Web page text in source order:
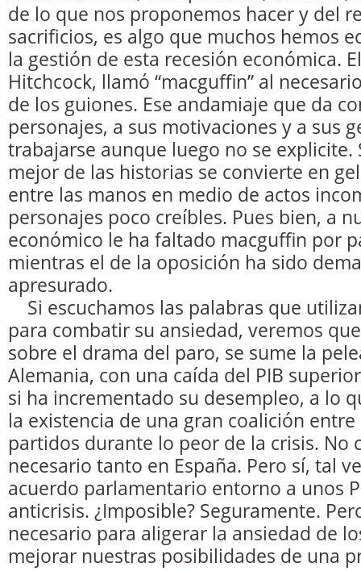
de lo que nos proponemos hacer y del
sacrificios, es algo que muchos hemos
la gestión de esta recesión económica.
Hitchcock, llamó “macguffin” al
de los guiones. Ese andamiaje que da
personajes, a sus motivaciones y a sus
trabajarse aunque luego no se explicite.
mejor de las historias se convierte en
entre las manos en medio de actos
personajes poco creíbles. Pues bien, a
económico le ha faltado macguffin por
mientras el de la oposición ha sido
apresurado.
Si escuchamos las palabras que
para combatir su ansiedad, veremos
sobre el drama del paro, se sume la
Alemania, con una caída del PIB
si ha incrementado su desempleo, a lo
la existencia de una gran coalición
partidos durante lo peor de la crisis. No
necesario tanto en España. Pero sí, tal
acuerdo parlamentario entorno a unos
anticrisis. ¿Imposible? Seguramente.
necesario para aligerar la ansiedad de
mejorar nuestras posibilidades de una